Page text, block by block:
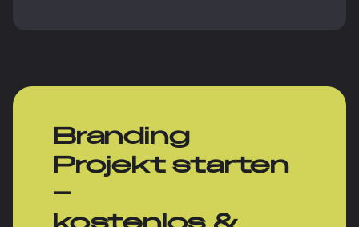
Branding
Projekt starten
–